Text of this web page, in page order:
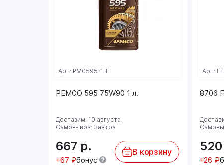
PEMCO 595 75W90 1 л.
Арт: PM0595-1-E
Доставим: 10 августа
Самовывоз: Завтра
667 р.
+67 ₽бонус
В корзину
8706
Арт:
520
+26 ₽